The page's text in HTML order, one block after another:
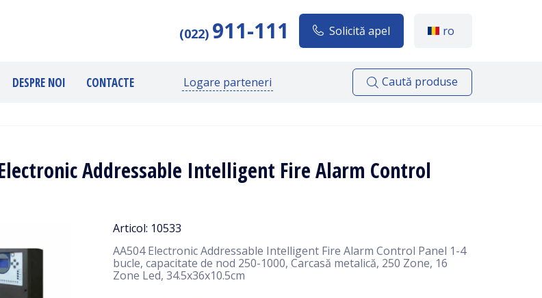
(022) 911-111 Solicită apel ro
DESPRE NOI CONTACTE Logare parteneri Caută produse
Addressable Intelligent Fire Alarm Control
Articol: 10533
AA504 Electronic Addressable Intelligent Fire Alarm Control Panel 1-4
bucle, capacitate de nod 250-1000, Carcasă metalică, 250 Zone, 16
Zone Led, 34.5x36x10.5cm